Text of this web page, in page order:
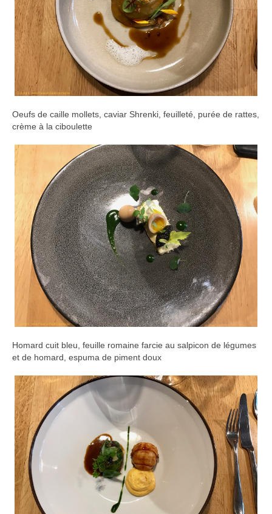
Oeufs de caille mollets, caviar Shrenki, feuilleté, purée de rattes,
crème à la ciboulette
Homard cuit bleu, feuille romaine farcie au salpicon de légumes
et de homard, espuma de piment doux